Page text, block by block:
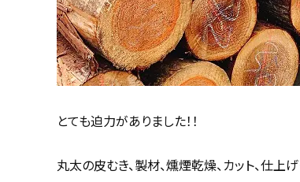
とても迫力がありました！！
丸太の皮むき、製材、燻煙乾燥、カット、仕